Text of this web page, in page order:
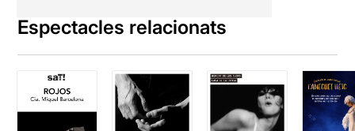
Espectacles relacionats